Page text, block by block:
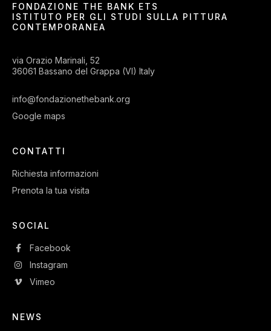
FONDAZIONE THE BANK ETS
ISTITUTO PER GLI STUDI SULLA PITTURA
CONTEMPORANEA
via Orazio Marinali, 52
36061 Bassano del Grappa (VI) Italy
info@fondazionethebank.org
Google maps
CONTATTI
Richiesta informazioni
Prenota la tua visita
SOCIAL
Facebook
Instagram
Vimeo
NEWS